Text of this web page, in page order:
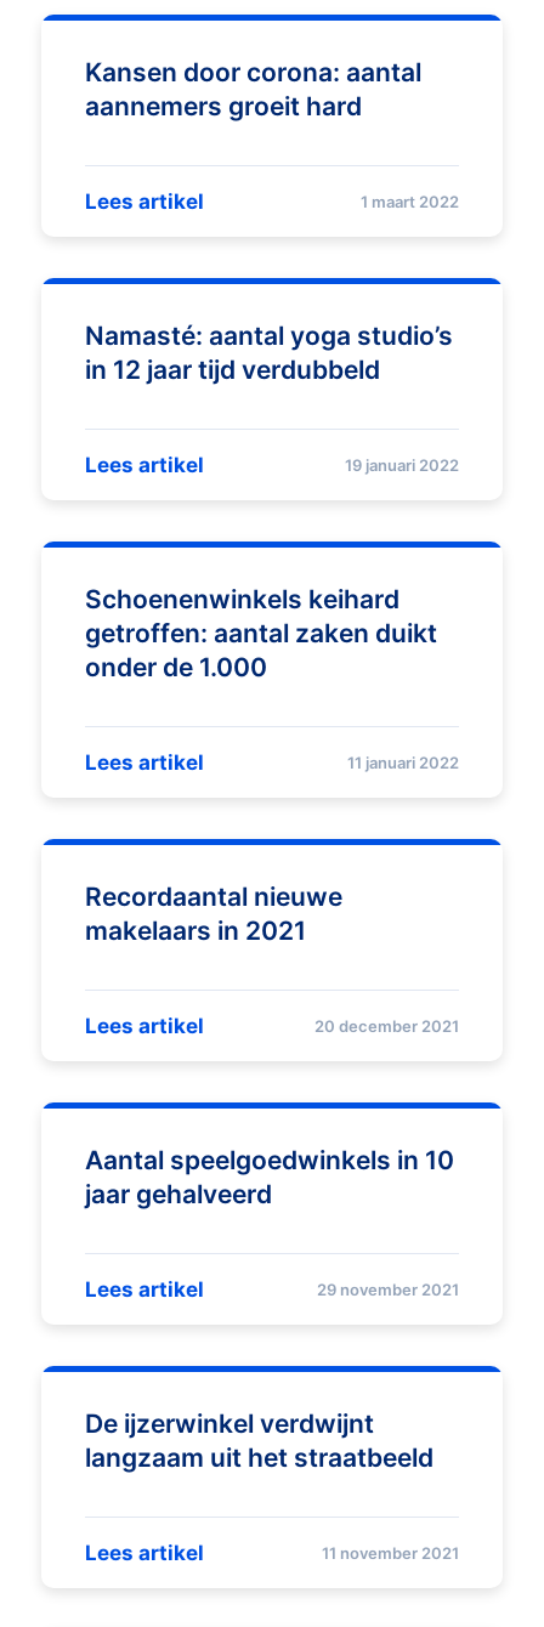
Kansen door corona: aantal
aannemers groeit hard
Lees artikel 1 maart 2022
Namasté: aantal yoga studio’s
in 12 jaar tijd verdubbeld
Lees artikel 19 januari 2022
Schoenenwinkels keihard
getroffen: aantal zaken duikt
onder de 1.000
Lees artikel 11 januari 2022
Recordaantal nieuwe
makelaars in 2021
Lees artikel 20 december 2021
Aantal speelgoedwinkels in 10
jaar gehalveerd
Lees artikel 29 november 2021
De ijzerwinkel verdwijnt
langzaam uit het straatbeeld
Lees artikel 11 november 2021